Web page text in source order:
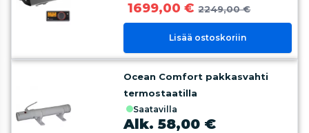
1699,00 € 2249,00 €
Lisää ostoskoriin
Ocean Comfort pakkasvahti
termostaatilla
saatavilla
Alk. 58,00 €